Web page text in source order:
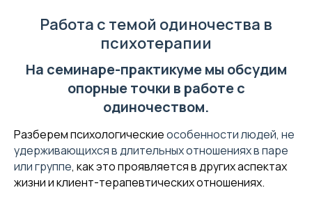
Работа с темой одиночества в
психотерапии
На семинаре-практикуме мы обсудим
опорные точки в работе с
одиночеством.
Разберем психологическиеособенности людей, не
удерживающихся в длительных отношениях в паре
или группе, как это проявляется в других аспектах
жизни и клиент-терапевтических отношениях.